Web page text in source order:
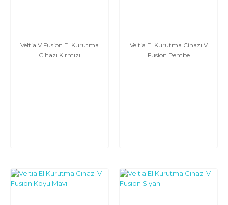
Veltia V Fusion El Kurutma
Cihazı Kırmızı
Veltia El Kurutma Cihazı V
Fusion Pembe